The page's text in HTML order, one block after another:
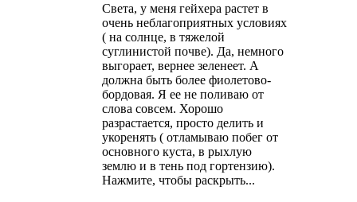
Света, у меня гейхера растет в
очень неблагоприятных условиях
( на солнце, в тяжелой
суглинистой почве). Да, немного
выгорает, вернее зеленеет. А
должна быть более фиолетово-
бордовая. Я ее не поливаю от
слова совсем. Хорошо
разрастается, просто делить и
укоренять ( отламываю побег от
основного куста, в рыхлую
землю и в тень под гортензию).
Нажмите, чтобы раскрыть...